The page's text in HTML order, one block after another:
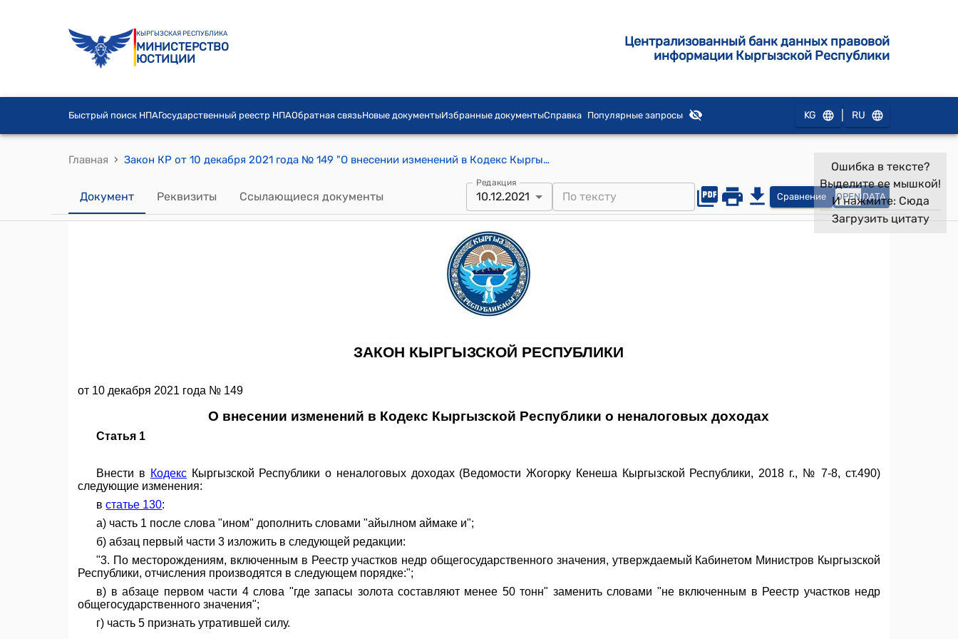
КЫРГЫЗСКАЯ РЕСПУБЛИКА
МИНИСТЕРСТВО
ЮСТИЦИИ
Централизованный банк данных правовой
информации Кыргызской Республики
Быстрый поиск НПАГосударственный реестр НПАОбратная связьНовые документыИзбранные документыСправка Популярные запросы KG RU
Главная › Закон КР от 10 декабря 2021 года № 149 "О внесении изменений в Кодекс Кыргызской Республики о неналоговых доходах"
Документ Реквизиты Ссылающиеся документы
Редакция
10.12.2021 Сравнение OPEN DATA
Ошибка в тексте?
Выделите ее мышкой!
И нажмите: Сюда
Загрузить цитату